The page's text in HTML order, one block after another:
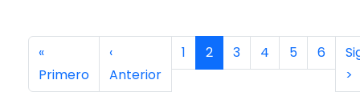
Paginación
Primera página
«
Primero
Página anterior
‹
Anterior
Página
1 Página actual
2 Página
3 Página
4 Página
5 Página
6
>